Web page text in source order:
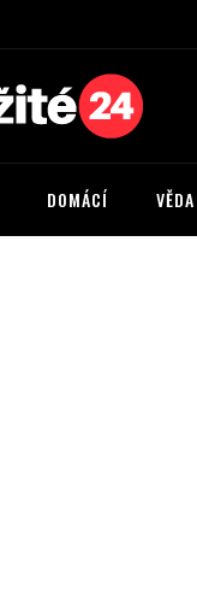
DOMÁCÍ VĚDA